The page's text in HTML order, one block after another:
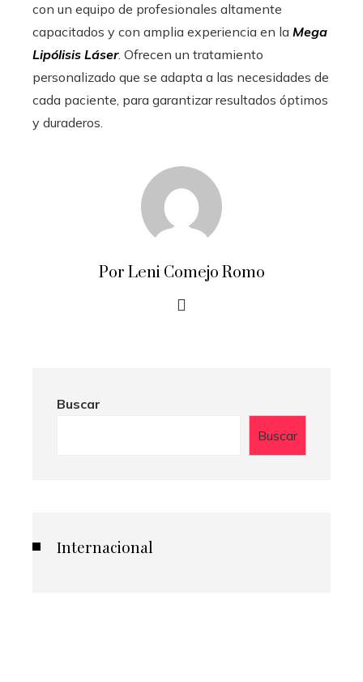
con un equipo de profesionales altamente
capacitados y con amplia experiencia en la Mega
Lipólisis Láser. Ofrecen un tratamiento
personalizado que se adapta a las necesidades de
cada paciente, para garantizar resultados óptimos
y duraderos.
Por Leni Comejo Romo
Buscar
Buscar
Internacional